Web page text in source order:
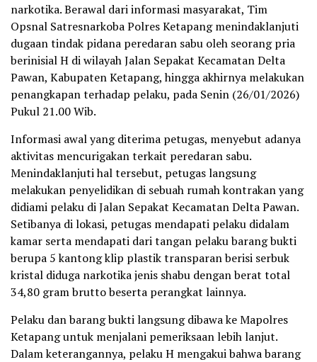
narkotika. Berawal dari informasi masyarakat, Tim
Opsnal Satresnarkoba Polres Ketapang menindaklanjuti
dugaan tindak pidana peredaran sabu oleh seorang pria
berinisial H di wilayah Jalan Sepakat Kecamatan Delta
Pawan, Kabupaten Ketapang, hingga akhirnya melakukan
penangkapan terhadap pelaku, pada Senin (26/01/2026)
Pukul 21.00 Wib.
Informasi awal yang diterima petugas, menyebut adanya
aktivitas mencurigakan terkait peredaran sabu.
Menindaklanjuti hal tersebut, petugas langsung
melakukan penyelidikan di sebuah rumah kontrakan yang
didiami pelaku di Jalan Sepakat Kecamatan Delta Pawan.
Setibanya di lokasi, petugas mendapati pelaku didalam
kamar serta mendapati dari tangan pelaku barang bukti
berupa 5 kantong klip plastik transparan berisi serbuk
kristal diduga narkotika jenis shabu dengan berat total
34,80 gram brutto beserta perangkat lainnya.
Pelaku dan barang bukti langsung dibawa ke Mapolres
Ketapang untuk menjalani pemeriksaan lebih lanjut.
Dalam keterangannya, pelaku H mengakui bahwa barang